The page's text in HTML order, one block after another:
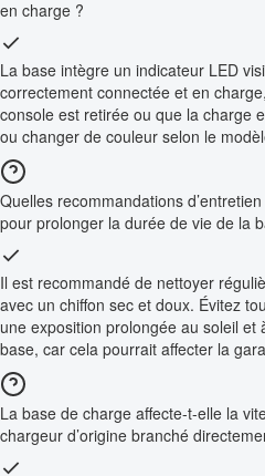
en charge ?
La base intègre un indicateur LED
correctement connectée et en
console est retirée ou que la charge
ou changer de couleur selon le
Quelles recommandations
pour prolonger la durée de vie de la
Il est recommandé de nettoyer
avec un chiffon sec et doux. Évitez
une exposition prolongée au soleil et
base, car cela pourrait affecter la
La base de charge affecte-t-elle la
chargeur d’origine branché